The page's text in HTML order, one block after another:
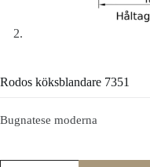
Rodos köksblandare 7351
Bugnatese moderna